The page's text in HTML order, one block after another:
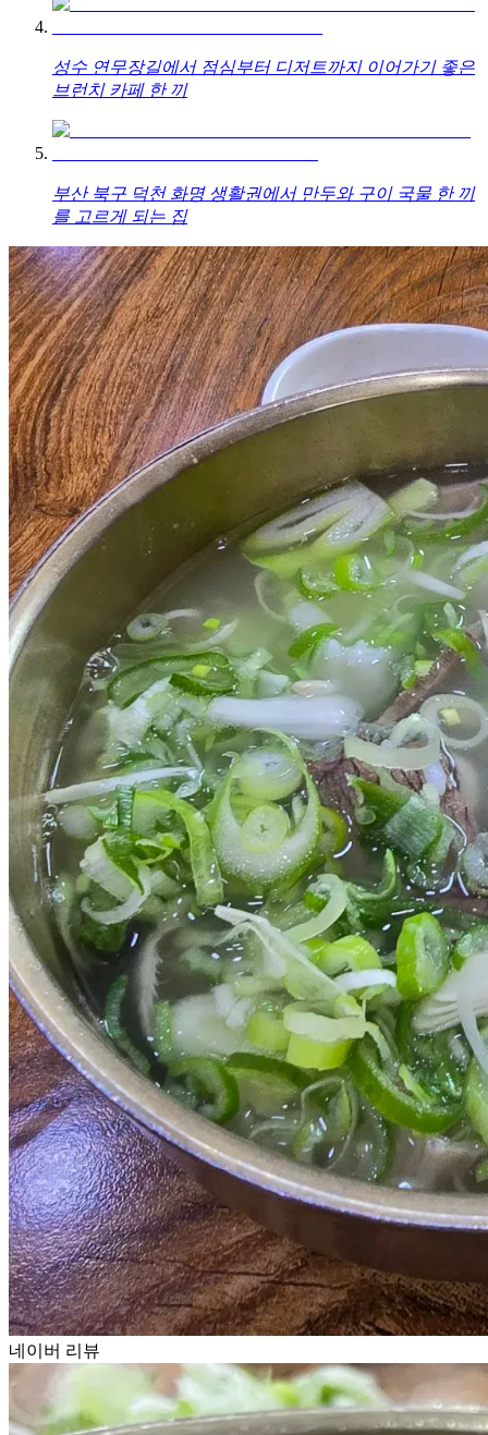
성수 연무장길에서 점심부터 디저트까지 이어가기 좋은
브런치 카페 한 끼
부산 북구 덕천 화명 생활권에서 만두와 구이 국물 한 끼
를 고르게 되는 집
네이버 리뷰